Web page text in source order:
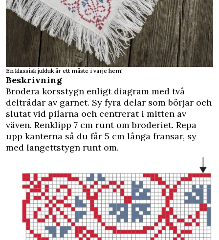
En klassisk julduk är ett måste i varje hem!
Beskrivning
Brodera korsstygn enligt diagram med två
deltrådar av garnet. Sy fyra delar som börjar och
slutat vid pilarna och centrerat i mitten av
väven. Renklipp 7 cm runt om broderiet. Repa
upp kanterna så du får 5 cm långa fransar, sy
med langettstygn runt om.